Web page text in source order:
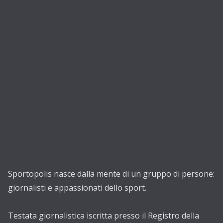
Sportopolis nasce dalla mente di un gruppo di persone:
giornalisti e appassionati dello sport.
Testata giornalistica iscritta presso il Registro della